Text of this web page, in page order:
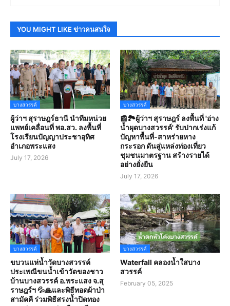
YOU MIGHT LIKE ข่าวคนสนใจ
บางสวรรค์
ผู้ว่าฯ สุราษฎร์ธานี นำทีมหน่วย
แพทย์เคลื่อนที่ พอ.สว. ลงพื้นที่
โรงเรียนปัญญาประชาอุทิศ
อำเภอพระแสง
July 17, 2026
บางสวรรค์
📰🏞️ผู้ว่าฯ สุราษฎร์ ลงพื้นที่ 'อ่าง
น้ำผุดบางสวรรค์' รับปากเร่งแก้
ปัญหาพื้นที่-สาหร่ายหาง
กระรอก ดันสู่แหล่งท่องเที่ยว
ชุมชนมาตรฐาน สร้างรายได้
อย่างยั่งยืน
July 17, 2026
บางสวรรค์
ขบวนแห่น้ำวัดบางสวรรค์
ประเพณีขนน้ำเข้าวัดของชาว
บ้านบางสวรรค์ อ.พระแสง จ.สุ
ราษฎร์ฯ 💦🙏และพิธีทอดผ้าป่า
สามัคคี ร่วมพิธีสรงน้ำปิดทอง
บางสวรรค์
Waterfall คลองน้ำใสบาง
สวรรค์
February 05, 2025